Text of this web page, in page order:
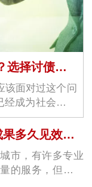
姜堰讨债公司讨债公司哪家好？选择讨债公司看哪几个方面？
该面对过这个问
成为社会上一
姜堰讨债公司催收成果多久见效呢？催收公司是怎么要账的
市，有许多专业
的服务，但很多